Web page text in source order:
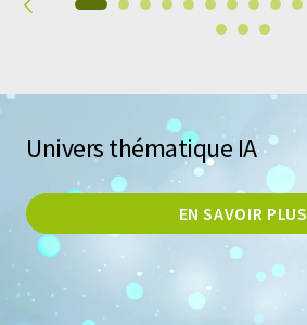
Univers thématique IA
EN SAVOIR PLUS